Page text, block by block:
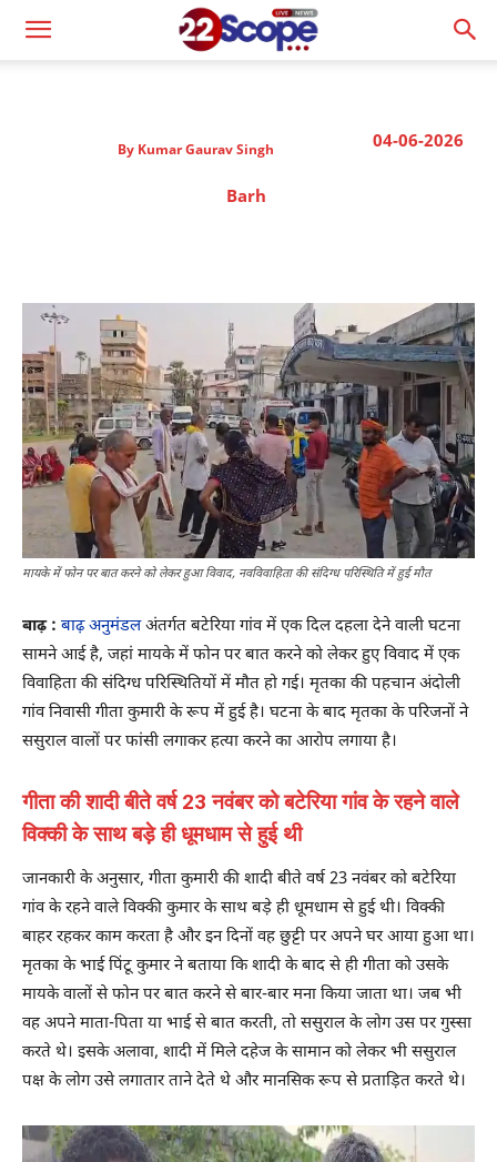
04-06-2026
By Kumar Gaurav Singh
Barh
मायके में फोन पर बात करने को लेकर हुआ विवाद, नवविवाहिता की संदिग्ध परिस्थिति में हुई मौत
बाढ़ : बाढ़ अनुमंडलअंतर्गत बटेरिया गांव में एक दिल दहला देने वाली घटना
सामने आई है, जहां मायके में फोन पर बात करने को लेकर हुए विवाद में एक
विवाहिता की संदिग्ध परिस्थितियों में मौत हो गई। मृतका की पहचान अंदोली
गांव निवासी गीता कुमारी के रूप में हुई है। घटना के बाद मृतका के परिजनों ने
ससुराल वालों पर फांसी लगाकर हत्या करने का आरोप लगाया है।
गीता की शादी बीते वर्ष 23 नवंबर को बटेरिया गांव के रहने वाले
विक्की के साथ बड़े ही धूमधाम से हुई थी
जानकारी के अनुसार, गीता कुमारी की शादी बीते वर्ष 23 नवंबर को बटेरिया
गांव के रहने वाले विक्की कुमार के साथ बड़े ही धूमधाम से हुई थी। विक्की
बाहर रहकर काम करता है और इन दिनों वह छुट्टी पर अपने घर आया हुआ था।
मृतका के भाई पिंटू कुमार ने बताया कि शादी के बाद से ही गीता को उसके
मायके वालों से फोन पर बात करने से बार-बार मना किया जाता था। जब भी
वह अपने माता-पिता या भाई से बात करती, तो ससुराल के लोग उस पर गुस्सा
करते थे। इसके अलावा, शादी में मिले दहेज के सामान को लेकर भी ससुराल
पक्ष के लोग उसे लगातार ताने देते थे और मानसिक रूप से प्रताड़ित करते थे।